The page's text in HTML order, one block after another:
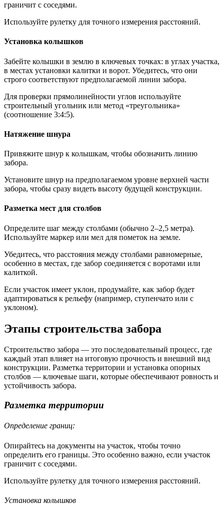
граничит с соседями.
Используйте рулетку для точного измерения расстояний.
Установка колышков
Забейте колышки в землю в ключевых точках: в углах участка,
в местах установки калитки и ворот. Убедитесь, что они
строго соответствуют предполагаемой линии забора.
Для проверки прямолинейности углов используйте
строительный угольник или метод «треугольника»
(соотношение 3:4:5).
Натяжение шнура
Привяжите шнур к колышкам, чтобы обозначить линию
забора.
Установите шнур на предполагаемом уровне верхней части
забора, чтобы сразу видеть высоту будущей конструкции.
Разметка мест для столбов
Определите шаг между столбами (обычно 2–2,5 метра).
Используйте маркер или мел для пометок на земле.
Убедитесь, что расстояния между столбами равномерные,
особенно в местах, где забор соединяется с воротами или
калиткой.
Если участок имеет уклон, продумайте, как забор будет
адаптироваться к рельефу (например, ступенчато или с
уклоном).
Этапы строительства забора
Строительство забора — это последовательный процесс, где
каждый этап влияет на итоговую прочность и внешний вид
конструкции. Разметка территории и установка опорных
столбов — ключевые шаги, которые обеспечивают ровность и
устойчивость забора.
Разметка территории
Определение границ:
Опирайтесь на документы на участок, чтобы точно
определить его границы. Это особенно важно, если участок
граничит с соседями.
Используйте рулетку для точного измерения расстояний.
Установка колышков